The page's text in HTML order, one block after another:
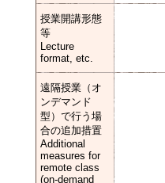
授業開講形態
等
Lecture
format, etc.
遠隔授業（オ
ンデマンド
型）で行う場
合の追加措置
Additional
measures for
remote class
(on-demand